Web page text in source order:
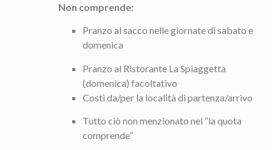
Non comprende:
Pranzo al sacco nelle giornate di sabato e
domenica
Pranzo al Ristorante La Spiaggetta
(domenica) facoltativo
Costi da/per la località di partenza/arrivo
Tutto ciò non menzionato nel “la quota
comprende”